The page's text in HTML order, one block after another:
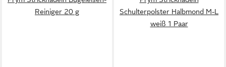
Reiniger 20 g
Schulterpolster Halbmond M-L
weiß 1 Paar